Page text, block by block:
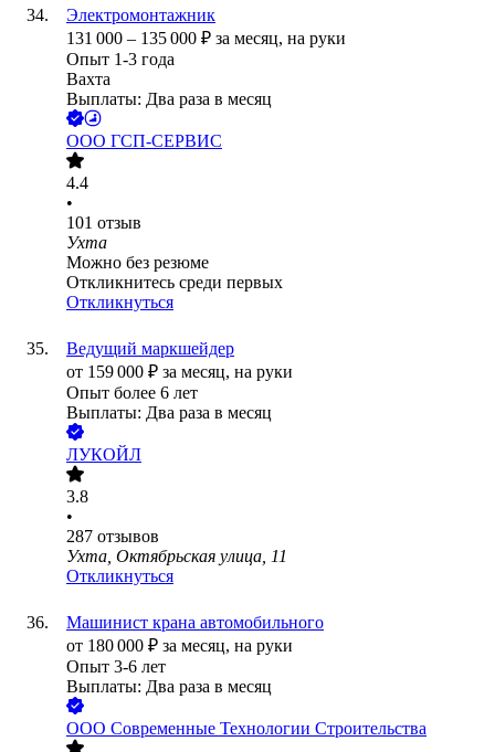
Электромонтажник
131 000 – 135 000 ₽ за месяц, на руки
Опыт 1-3 года
Вахта
Выплаты: Два раза в месяц
ООО ГСП-СЕРВИС
4.4
•
101 отзыв
Ухта
Можно без резюме
Откликнитесь среди первых
Откликнуться
Ведущий маркшейдер
от 159 000 ₽ за месяц, на руки
Опыт более 6 лет
Выплаты: Два раза в месяц
ЛУКОЙЛ
3.8
•
287 отзывов
Ухта, Октябрьская улица, 11
Откликнуться
Машинист крана автомобильного
от 180 000 ₽ за месяц, на руки
Опыт 3-6 лет
Выплаты: Два раза в месяц
ООО Современные Технологии Строительства